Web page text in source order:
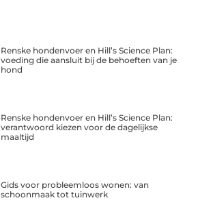
Renske hondenvoer en Hill’s Science Plan:
voeding die aansluit bij de behoeften van je
hond
Renske hondenvoer en Hill’s Science Plan:
verantwoord kiezen voor de dagelijkse
maaltijd
Gids voor probleemloos wonen: van
schoonmaak tot tuinwerk